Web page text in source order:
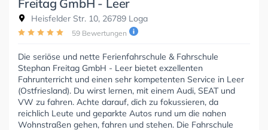
Freitag GmbH - Leer
Heisfelder Str. 10, 26789 Loga
59 Bewertungen
Die seriöse und nette Ferienfahrschule & Fahrschule
Stephan Freitag GmbH - Leer bietet exzellenten
Fahrunterricht und einen sehr kompetenten Service in Leer
(Ostfriesland). Du wirst lernen, mit einem Audi, SEAT und
VW zu fahren. Achte darauf, dich zu fokussieren, da
reichlich Leute und geparkte Autos rund um die nahen
Wohnstraßen gehen, fahren und stehen. Die Fahrschule